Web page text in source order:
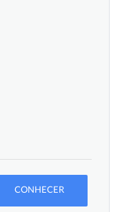
CONHECER